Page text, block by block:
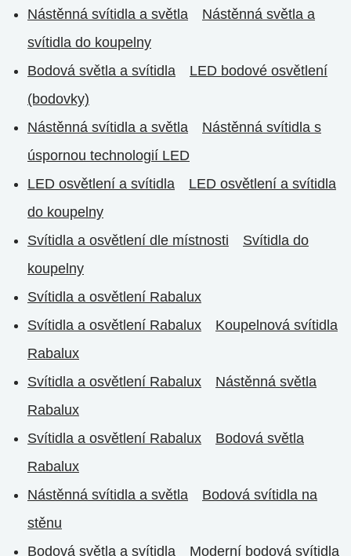
Nástěnná svítidla a světla
Nástěnná světla a
svítidla do koupelny
Bodová světla a svítidla
LED bodové osvětlení
(bodovky)
Nástěnná svítidla a světla
Nástěnná svítidla s
úspornou technologií LED
LED osvětlení a svítidla
LED osvětlení a svítidla
do koupelny
Svítidla a osvětlení dle místnosti
Svítidla do
koupelny
Svítidla a osvětlení Rabalux
Svítidla a osvětlení Rabalux
Koupelnová svítidla
Rabalux
Svítidla a osvětlení Rabalux
Nástěnná světla
Rabalux
Svítidla a osvětlení Rabalux
Bodová světla
Rabalux
Nástěnná svítidla a světla
Bodová svítidla na
stěnu
Bodová světla a svítidla
Moderní bodová svítidla